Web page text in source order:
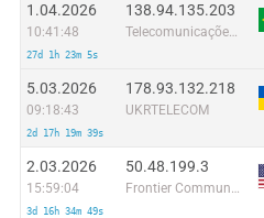
1.04.2026
10:41:48
27d 1h 23m 5s
138.94.135.203
Telecomunicações Netcoro Ltda
5.03.2026
09:18:43
2d 17h 19m 39s
178.93.132.218
UKRTELECOM
2.03.2026
15:59:04
3d 16h 34m 49s
50.48.199.3
Frontier Communications Solutions